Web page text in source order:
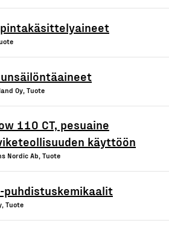
pintakäsittelyaineet
Oy, Tuote
110 CT, pesuaine
käyttöön
Nordic Ab, Tuote
puhdistuskemikaalit
Tuote